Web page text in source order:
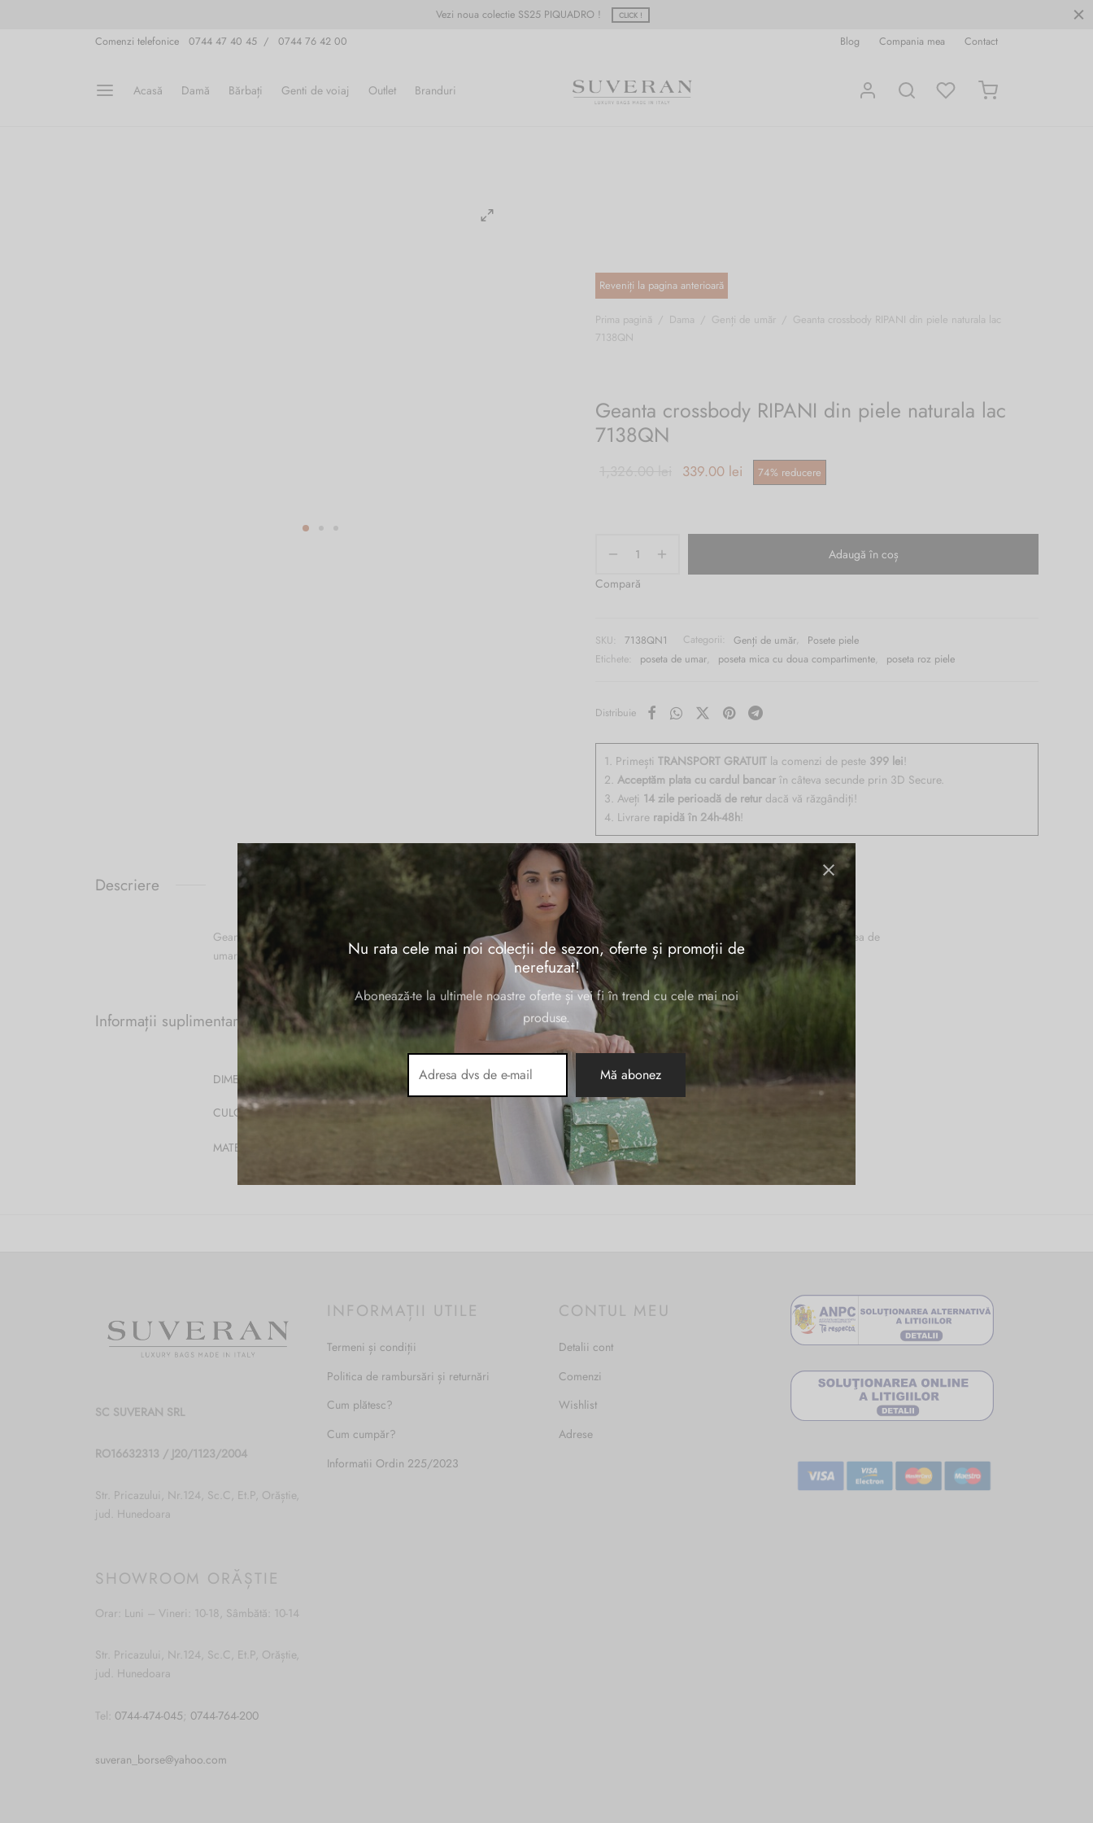
Nu rata cele mai noi colecții de sezon, oferte și promoții de
nerefuzat!
Abonează-te la ultimele noastre oferte și vei fi în trend cu cele mai noi
produse.
Vezi noua colectie SS25 PIQUADRO ! CLICK !
Comenzi telefonice 0744 47 40 45 / 0744 76 42 00 Blog Compania mea Contact
Acasă Damă Bărbați Genti de voiaj Outlet Branduri
Prima pagină / Dama / Genți de umăr /
Geanta crossbody RIPANI din piele naturala lac
7138QN
Geanta crossbody RIPANI din piele naturala lac
7138QN
74% reducere
Prețul inițial
339.00 lei
Prețul
339.00 lei.
Adaugă în coș
Compară
SKU: 7138QN1 Categorii: Genți de umăr,
Posete piele
Etichete:
poseta de umar, poseta mica cu doua compartimente, poseta roz piele
Distribuie
1. Primești TRANSPORT GRATUIT la comenzi de peste 399 lei!
2. Acceptăm plata cu cardul bancar în câteva secunde prin 3D Secure.
3. Aveți 14 zile perioadă de retur dacă vă răzgândiți!
4. Livrare rapidă în 24h-48h!
Descriere
Geanta crossbody RIPANI din piele naturala lac, cu doua compartimente inchise cu fermoar, buzunare interioare multifunctionale, curea de
umar, din piele, reglabila, accesorii aurii. Made in Italy
Informații suplimentare
DIMENSIUNI 23 × 8 × 15 cm
CULOARE
MATERIAL Piele naturala
SC SUVERAN SRL
RO16632313 / J20/1123/2004
Str. Pricazului, Nr.124, Sc.C, Et.P, Orăștie,
jud. Hunedoara
SHOWROOM ORĂȘTIE
Orar: Luni – Vineri: 10-18, Sâmbătă: 10-14
Str. Pricazului, Nr.124, Sc.C, Et.P, Orăștie,
jud. Hunedoara
Tel: 0744-474-045; 0744-764-200
suveran_borse@yahoo.com
INFORMAȚII UTILE
Termeni și condiții
Politica de rambursări și returnări
Cum plătesc?
Cum cumpăr?
Informatii Ordin 225/2023
CONTUL MEU
Detalii cont
Comenzi
Wishlist
Adrese